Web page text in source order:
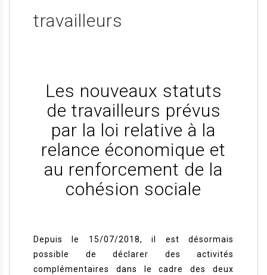
travailleurs
Les nouveaux statuts
de travailleurs prévus
par la loi relative à la
relance économique et
au renforcement de la
cohésion sociale
Depuis le 15/07/2018, il est désormais
possible de déclarer des activités
complémentaires dans le cadre des deux